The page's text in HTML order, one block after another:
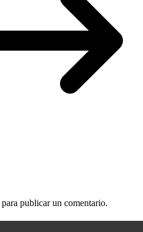
para publicar un comentario.